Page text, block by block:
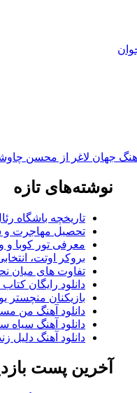
آهنگ جهان لاغر از محسن
نوشته‌های تازه
تاریخچه باشگاه
تحصیل مهاجرت و
معرفی تور کوبا و
بروکر اوتت،
تفاوت های میان
دانلود رایگان
بازیکنان منچستر
دانلود آهنگ من
دانلود آهنگ سیاه
دانلود آهنگ دلیل
آخرین پست